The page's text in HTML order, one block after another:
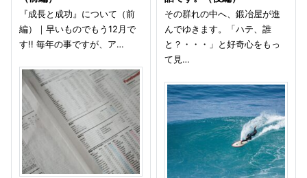
『成長と成功』について（前
編）｜早いものでもう12月で
す!! 毎年の事ですが、ア…
その群れの中へ、鍛冶屋が進
んでゆきます。「ハテ、誰
と？・・・」と好奇心をもっ
て見…